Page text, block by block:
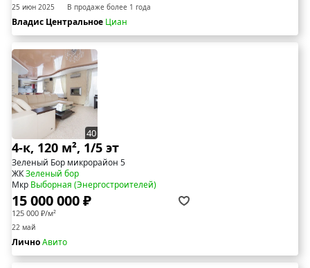
25 июн 2025 В продаже более 1 года
Владис Центральное Циан
40
4-к, 120 м², 1/5 эт
Зеленый Бор микрорайон 5
ЖКЗеленый бор
Мкр Выборная (Энергостроителей)
15 000 000 ₽
125 000 ₽/м²
22 май
ЛичноАвито